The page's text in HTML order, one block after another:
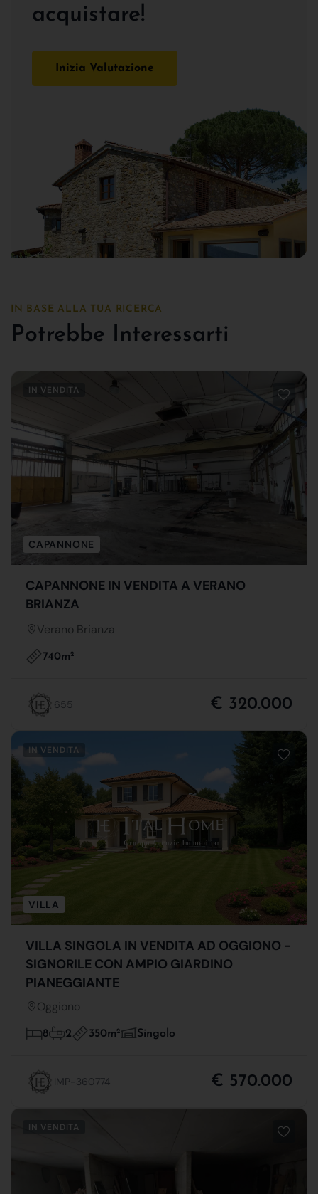
acquistare!
Inizia Valutazione
IN BASE ALLA TUA RICERCA
Potrebbe Interessarti
IN VENDITA
CAPANNONE
CAPANNONE IN VENDITA A VERANO
BRIANZA
Verano Brianza
740m2
655 € 320.000
IN VENDITA
VILLA
VILLA SINGOLA IN VENDITA AD OGGIONO -
SIGNORILE CON AMPIO GIARDINO
PIANEGGIANTE
Oggiono
8 2 350m2 Singolo
IMP-360774 € 570.000
IN VENDITA